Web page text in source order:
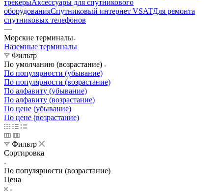
трекерыАксессуары для спутникового
оборудованияСпутниковый интернет VSATДля ремонта
спутниковых телефонов
—
Морские терминалы
Наземные терминалы
Фильтр
По умолчанию (возрастание)
По популярности (убывание)
По популярности (возрастание)
По алфавиту (убывание)
По алфавиту (возрастание)
По цене (убывание)
По цене (возрастание)
Фильтр
Сортировка
По популярности (возрастание)
Цена